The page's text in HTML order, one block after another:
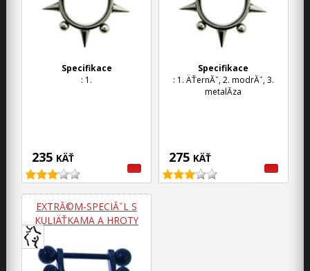
235 KÄŤ
Specifikace
: 1.
275 KÄŤ
Specifikace
: 1. ÄŤernĂˇ, 2. modrĂˇ, 3.
metalĂ­za
EXTRĂ©M-SPECIĂˇL S
KULIÄŤKAMA A HROTY